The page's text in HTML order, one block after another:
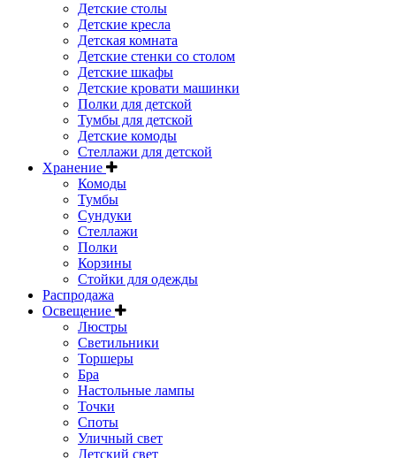
Детские столы
Детские кресла
Детская комната
Детские стенки со столом
Детские шкафы
Детские кровати машинки
Полки для детской
Тумбы для детской
Детские комоды
Стеллажи для детской
Хранение
Комоды
Тумбы
Сундуки
Стеллажи
Полки
Корзины
Стойки для одежды
Распродажа
Освещение
Люстры
Светильники
Торшеры
Бра
Настольные лампы
Точки
Споты
Уличный свет
Детский свет